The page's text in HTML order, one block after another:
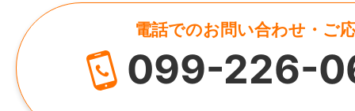
電話でのお問い合わせ・ご
099-226-